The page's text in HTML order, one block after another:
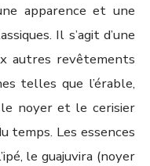
apparence et une
Il s’agit d’une
autres revêtements
telles que l’érable,
noyer et le cerisier
temps. Les essences
le guajuvira (noyer